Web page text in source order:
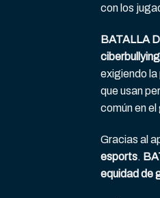
con los
BATALLA
ciberbullying
exigiendo la
que usan
común en el
Gracias al
esports.
equidad de